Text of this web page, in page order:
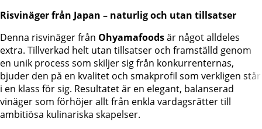
Risvinäger från Japan – naturlig och utan tillsatser
Denna risvinäger från Ohyamafoodsär något alldeles
extra. Tillverkad helt utan tillsatser och framställd genom
en unik process som skiljer sig från konkurrenternas,
bjuder den på en kvalitet och smakprofil som verkligen står
i en klass för sig. Resultatet är en elegant, balanserad
vinäger som förhöjer allt från enkla vardagsrätter till
ambitiösa kulinariska skapelser.